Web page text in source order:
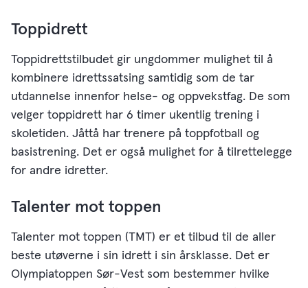
Toppidrett
Toppidrettstilbudet gir ungdommer mulighet til å
kombinere idrettssatsing samtidig som de tar
utdannelse innenfor helse- og oppvekstfag. De som
velger toppidrett har 6 timer ukentlig trening i
skoletiden. Jåttå har trenere på toppfotball og
basistrening. Det er også mulighet for å tilrettelegge
for andre idretter.
Talenter mot toppen
Talenter mot toppen (TMT) er et tilbud til de aller
beste utøverne i sin idrett i sin årsklasse. Det er
Olympiatoppen Sør-Vest som bestemmer hvilke